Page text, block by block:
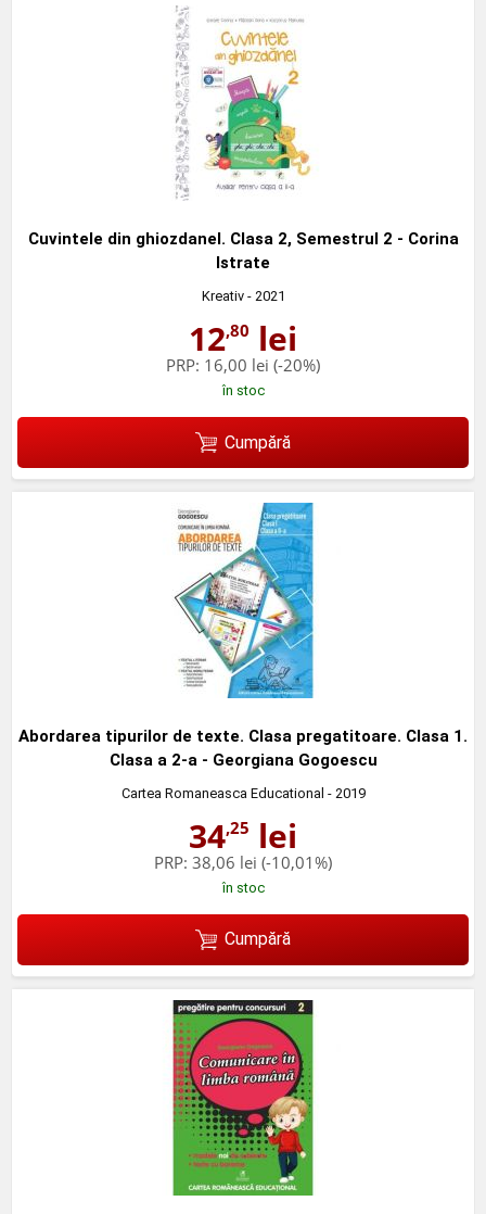
Cuvintele din ghiozdanel. Clasa 2, Semestrul 2 - Corina
Istrate
Kreativ- 2021
12,80 lei
PRP: 16,00 lei (-20%)
în stoc
Cumpără
Abordarea tipurilor de texte. Clasa pregatitoare. Clasa 1.
Clasa a 2-a - Georgiana Gogoescu
Cartea Romaneasca Educational - 2019
34,25 lei
PRP: 38,06 lei (-10,01%)
în stoc
Cumpără